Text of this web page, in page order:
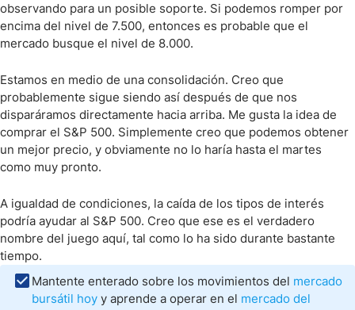
observando para un posible soporte. Si podemos romper por
encima del nivel de 7.500, entonces es probable que el
mercado busque el nivel de 8.000.
Estamos en medio de una consolidación. Creo que
probablemente sigue siendo así después de que nos
disparáramos directamente hacia arriba. Me gusta la idea de
comprar el S&P 500. Simplemente creo que podemos obtener
un mejor precio, y obviamente no lo haría hasta el martes
como muy pronto.
A igualdad de condiciones, la caída de los tipos de interés
podría ayudar al S&P 500. Creo que ese es el verdadero
nombre del juego aquí, tal como lo ha sido durante bastante
tiempo.
Mantente enterado sobre los movimientos del mercado
bursátil hoy y aprende a operar en el mercado del